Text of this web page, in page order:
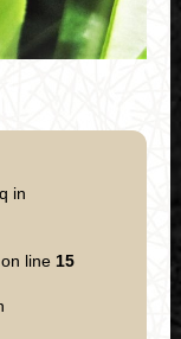
in
on line 15